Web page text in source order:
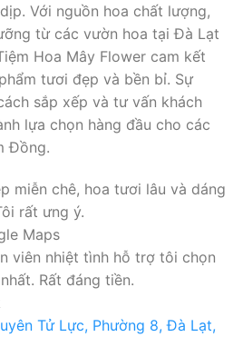
Với nguồn hoa chất lượng,
từ các vườn hoa tại Đà Lạt
Hoa Mây Flower cam kết
tươi đẹp và bền bỉ. Sự
sắp xếp và tư vấn khách
lựa chọn hàng đầu cho các
Đồng.
miễn chê, hoa tươi lâu và dáng
rất ưng ý.
Maps
viên nhiệt tình hỗ trợ tôi chọn
Rất đáng tiền.
Tử Lực, Phường 8, Đà Lạt,